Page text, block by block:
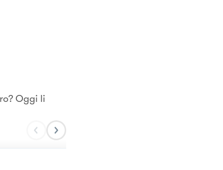
Oggi li